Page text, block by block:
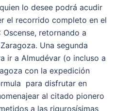
lo desee podrá acudir
el recorrido completo en el
retornando a
Una segunda
ir a Almudévar (o incluso a
con la expedición
para disfrutar en
al citado pionero
a las rigurosísimas